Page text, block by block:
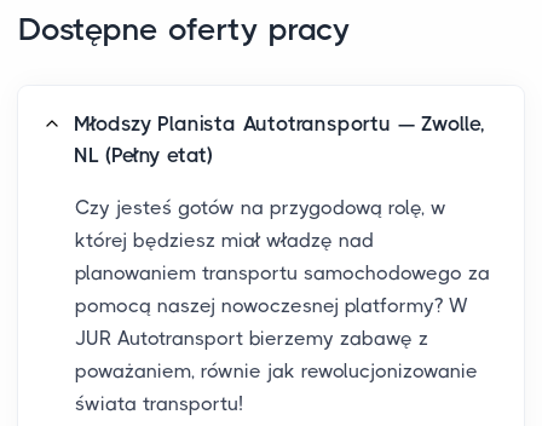
Dostępne oferty pracy
Młodszy Planista Autotransportu — Zwolle,
NL (Pełny etat)
Czy jesteś gotów na przygodową rolę, w
której będziesz miał władzę nad
planowaniem transportu samochodowego za
pomocą naszej nowoczesnej platformy? W
JUR Autotransport bierzemy zabawę z
poważaniem, równie jak rewolucjonizowanie
świata transportu!